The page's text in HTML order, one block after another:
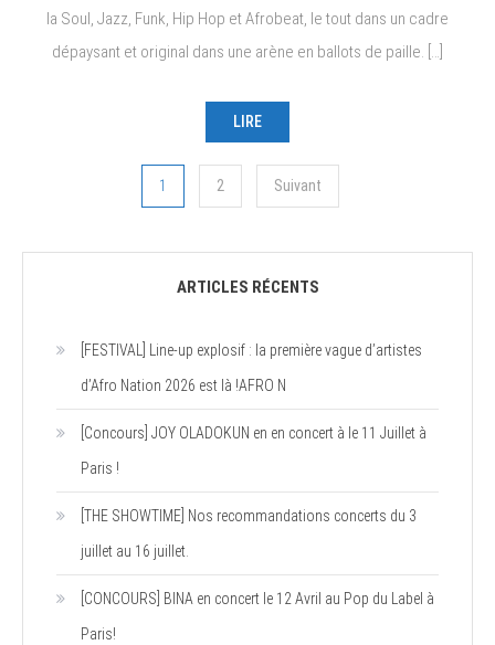
la Soul, Jazz, Funk, Hip Hop et Afrobeat, le tout dans un cadre
dépaysant et original dans une arène en ballots de paille. […]
LIRE
1 2 Suivant
ARTICLES RÉCENTS
[FESTIVAL] Line-up explosif : la première vague d’artistes
d’Afro Nation 2026 est là !AFRO N
[Concours] JOY OLADOKUN en en concert à le 11 Juillet à
Paris !
[THE SHOWTIME] Nos recommandations concerts du 3
juillet au 16 juillet.
[CONCOURS] BINA en concert le 12 Avril au Pop du Label à
Paris!